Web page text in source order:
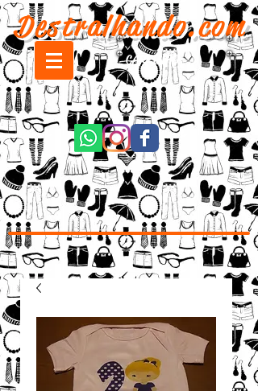
Destralhando.com
CARRINHO: